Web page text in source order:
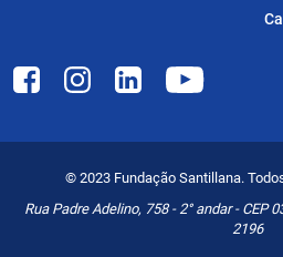
© 2023 Fundação Santillana.
Rua Padre Adelino, 758 - 2° andar - CEP
2196